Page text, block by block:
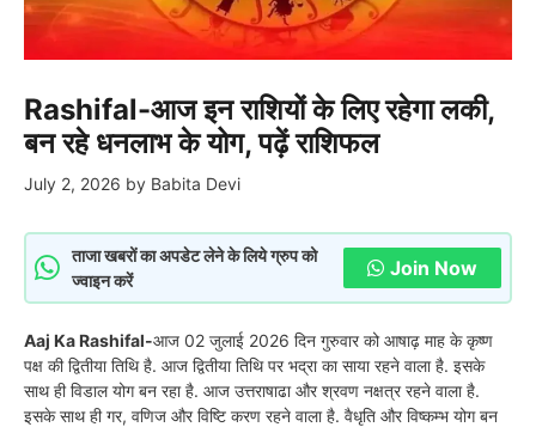
Rashifal-आज इन राशियों के लिए रहेगा लकी,
बन रहे धनलाभ के योग, पढ़ें राशिफल
July 2, 2026 by Babita Devi
ताजा खबरों का अपडेट लेने के लिये ग्रुप को
ज्वाइन करें
Join Now
Aaj Ka Rashifal-आज 02 जुलाई 2026 दिन गुरुवार को आषाढ़ माह के कृष्ण
पक्ष की द्वितीया तिथि है. आज द्वितीया तिथि पर भद्रा का साया रहने वाला है. इसके
साथ ही विडाल योग बन रहा है. आज उत्तराषाढा और श्रवण नक्षत्र रहने वाला है.
इसके साथ ही गर, वणिज और विष्टि करण रहने वाला है. वैधृति और विष्कम्भ योग बन